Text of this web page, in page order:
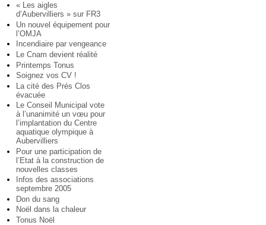
« Les aigles
d’Aubervilliers » sur FR3
Un nouvel équipement pour
l’OMJA
Incendiaire par vengeance
Le Cnam devient réalité
Printemps Tonus
Soignez vos CV !
La cité des Prés Clos
évacuée
Le Conseil Municipal vote
à l’unanimité un vœu pour
l’implantation du Centre
aquatique olympique à
Aubervilliers
Pour une participation de
l’Etat à la construction de
nouvelles classes
Infos des associations
septembre 2005
Don du sang
Noël dans la chaleur
Tonus Noël